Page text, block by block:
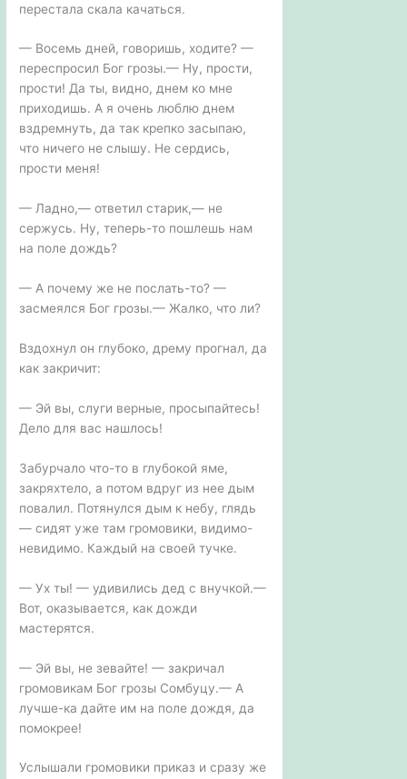
перестала скала качаться.
— Восемь дней, говоришь, ходите? —
переспросил Бог грозы.— Ну, прости,
прости! Да ты, видно, днем ко мне
приходишь. А я очень люблю днем
вздремнуть, да так крепко засыпаю,
что ничего не слышу. Не сердись,
прости меня!
— Ладно,— ответил старик,— не
сержусь. Ну, теперь-то пошлешь нам
на поле дождь?
— А почему же не послать-то? —
засмеялся Бог грозы.— Жалко, что ли?
Вздохнул он глубоко, дрему прогнал, да
как закричит:
— Эй вы, слуги верные, просыпайтесь!
Дело для вас нашлось!
Забурчало что-то в глубокой яме,
закряхтело, а потом вдруг из нее дым
повалил. Потянулся дым к небу, глядь
— сидят уже там громовики, видимо-
невидимо. Каждый на своей тучке.
— Ух ты! — удивились дед с внучкой.—
Вот, оказывается, как дожди
мастерятся.
— Эй вы, не зевайте! — закричал
громовикам Бог грозы Сомбуцу.— А
лучше-ка дайте им на поле дождя, да
помокрее!
Услышали громовики приказ и сразу же